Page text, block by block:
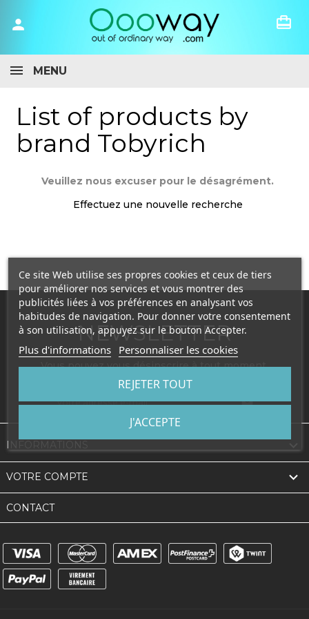
person card_travel
MENU
List of products by
brand Tobyrich
Veuillez nous excuser pour le désagrément.
Effectuez une nouvelle recherche
NEWSLETTER
Vous pouvez vous désinscrire à tout moment.

INFORMATIONS 
VOTRE COMPTE 
CONTACT
Ce site Web utilise ses propres cookies et ceux de tiers
pour améliorer nos services et vous montrer des
publicités liées à vos préférences en analysant vos
habitudes de navigation. Pour donner votre consentement
à son utilisation, appuyez sur le bouton Accepter.
Plus d'informations Personnaliser les cookies
REJETER TOUT
J'ACCEPTE